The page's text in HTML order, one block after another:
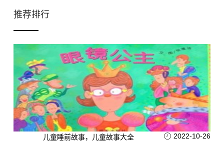
推荐排行
儿童睡前故事，儿童故事大全 2022-10-26